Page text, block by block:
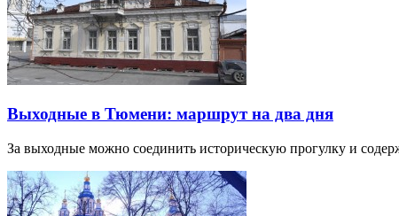
Выходные в Тюмени: маршрут на два дня
За выходные можно соединить историческую прогулку и